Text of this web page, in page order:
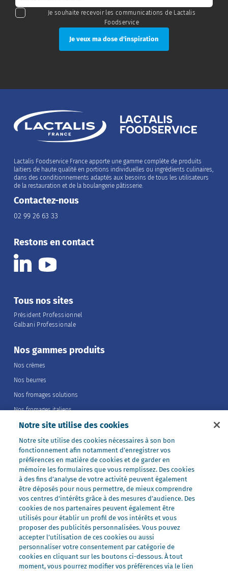
Je souhaite recevoir les communications de Lactalis
Foodservice
Lactalis Foodservice France apporte une gamme complète de produits
laitiers de haute qualité en portions individuelles ou ingrédients culinaires,
dans des conditionnements adaptés aux besoins de tous les utilisateurs
de la restauration et de la boulangerie pâtisserie.
Contactez-nous
02 99 26 63 33
Restons en contact
Tous nos sites
Président Professionnel
Galbani Professionale
Nos gammes produits
Nos crèmes
Nos beurres
Nos fromages solutions
Nos fromages italiens
Nos fromages portions
Nos fromages entiers
Nos préparations
Nos ultra-frais
Nos laits
Nos marques
Président Professionnel
Galbani Professionale
Lactel Professionnel
Société Professionnel
Notre site utilise des cookies
Notre site utilise des cookies nécessaires à son bon
fonctionnement afin notamment d’enregistrer vos
préférences en matière de cookies et de garder en
mémoire les formulaires que vous remplissez. Des cookies
à des fins d’analyse de votre activité peuvent également
être déposés pour nous permettre, de mieux comprendre
vos centres d'intérêts grâce à des mesures d’audience. Des
cookies de nos partenaires peuvent également être
utilisés pour établir un profil de vos intérêts et vous
proposer des publicités personnalisées. Vous pouvez
accepter l’utilisation de ces cookies ou aussi
personnaliser votre consentement par catégorie de
cookies en cliquant sur les boutons ci-dessous. À tout
moment, vous pourrez modifier vos préférences via le lien